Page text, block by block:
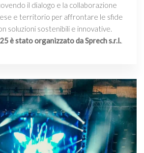
il dialogo e la collaborazione
e territorio per affrontare le sfide
soluzioni sostenibili e innovative.
è stato organizzato da Sprech s.r.l..